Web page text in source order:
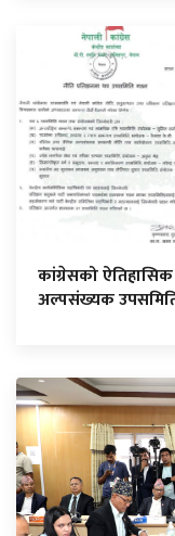
कांग्रेसको
अल्पसंख्यक